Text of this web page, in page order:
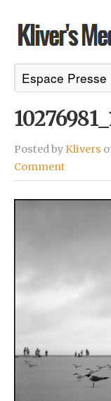
Posted byKlivers
Comment